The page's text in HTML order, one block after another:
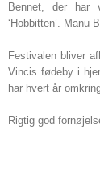
Bennet, der har
‘Hobbitten’. Manu
Festivalen bliver
Vincis fødeby i
har hvert år
Rigtig god